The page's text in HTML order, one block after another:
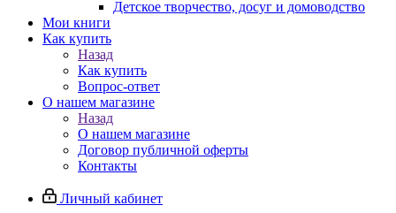
Детское творчество, досуг и домоводство
Мои книги
Как купить
Назад
Как купить
Вопрос-ответ
О нашем магазине
Назад
О нашем магазине
Договор публичной оферты
Контакты
Личный кабинет